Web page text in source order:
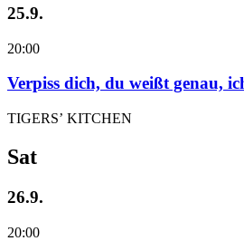
25.9.
20:00
Verpiss dich, du weißt genau,
TIGERS’ KITCHEN
Sat
26.9.
20:00